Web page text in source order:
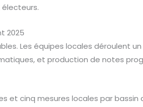
2025
Les équipes locales déroulent un
et production de notes
et cinq mesures locales par bassin